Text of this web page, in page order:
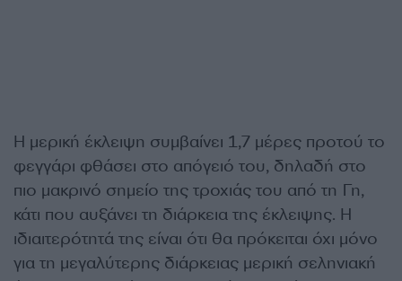
Η μερική έκλειψη συμβαίνει 1,7 μέρες προτού το
φεγγάρι φθάσει στο απόγειό του, δηλαδή στο
πιο μακρινό σημείο της τροχιάς του από τη Γη,
κάτι που αυξάνει τη διάρκεια της έκλειψης. Η
ιδιαιτερότητά της είναι ότι θα πρόκειται όχι μόνο
για τη μεγαλύτερης διάρκειας μερική σεληνιακή